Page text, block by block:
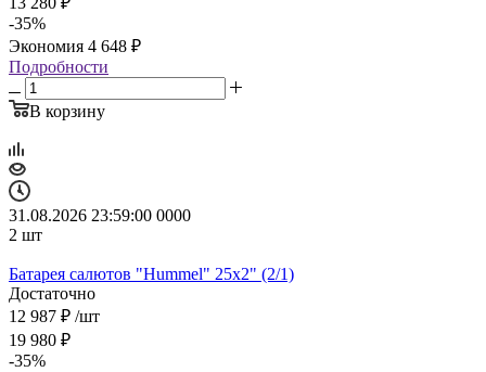
-35%
Экономия 4 648 ₽
Подробности
В корзину
31.08.2026 23:59:00 0000
2 шт
Батарея салютов "Hummel" 25x2" (2/1)
Достаточно
12 987 ₽ /шт
19 980 ₽
-35%